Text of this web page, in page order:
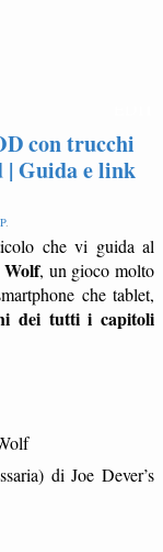
con trucchi
Guida e link
.
che vi guida al
Wolf, un gioco molto
che tablet,
dei tutti i capitoli
di Joe Dever’s